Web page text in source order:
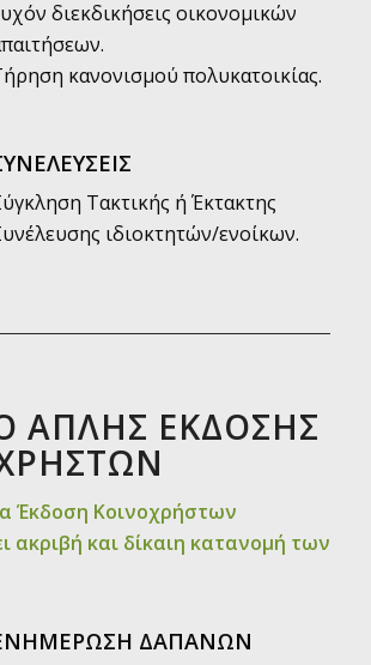
διεκδικήσεις οικονομικών
κανονισμού πολυκατοικίας.
Τακτικής ή Έκτακτης
ιδιοκτητών/ενοίκων.
ΑΠΛΗΣ ΕΚΔΟΣΗΣ
Έκδοση Κοινοχρήστων
ακριβή και δίκαιη κατανομή των
ΔΑΠΑΝΩΝ